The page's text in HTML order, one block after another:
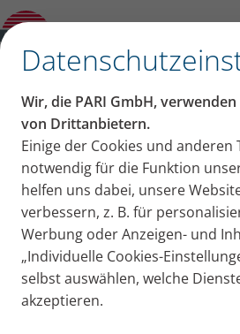
Wir, die PARI GmbH,
von Drittanbietern.
Einige der Cookies und anderen
notwendig für die Funktion
helfen uns dabei, unsere
verbessern, z. B. für
Werbung oder Anzeigen- und
„Individuelle Cookies-
selbst auswählen, welche
akzeptieren.
Gespräch mit
Rainald Fischer
Long COVID –
die Lunge:
Rainald Fischer
Von Corona genesen, bedeutet
wieder gesund zu sein. Das